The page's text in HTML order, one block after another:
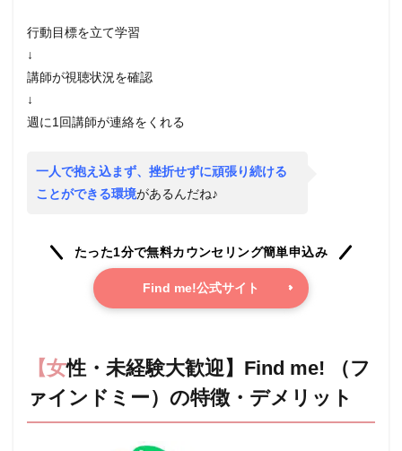
行動目標を立て学習
↓
講師が視聴状況を確認
↓
週に1回講師が連絡をくれる
一人で抱え込まず、挫折せずに頑張り続ける
ことができる環境があるんだね♪
たった1分で無料カウンセリング簡単申込み
Find me!公式サイト
【女性・未経験大歓迎】Find me! （フ
ァインドミー）の特徴・デメリット